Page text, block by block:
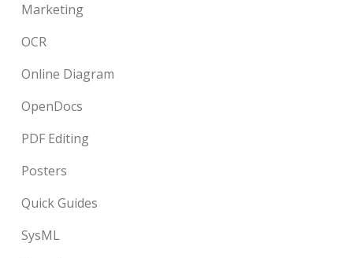
Marketing
OCR
Online Diagram
OpenDocs
PDF Editing
Posters
Quick Guides
SysML